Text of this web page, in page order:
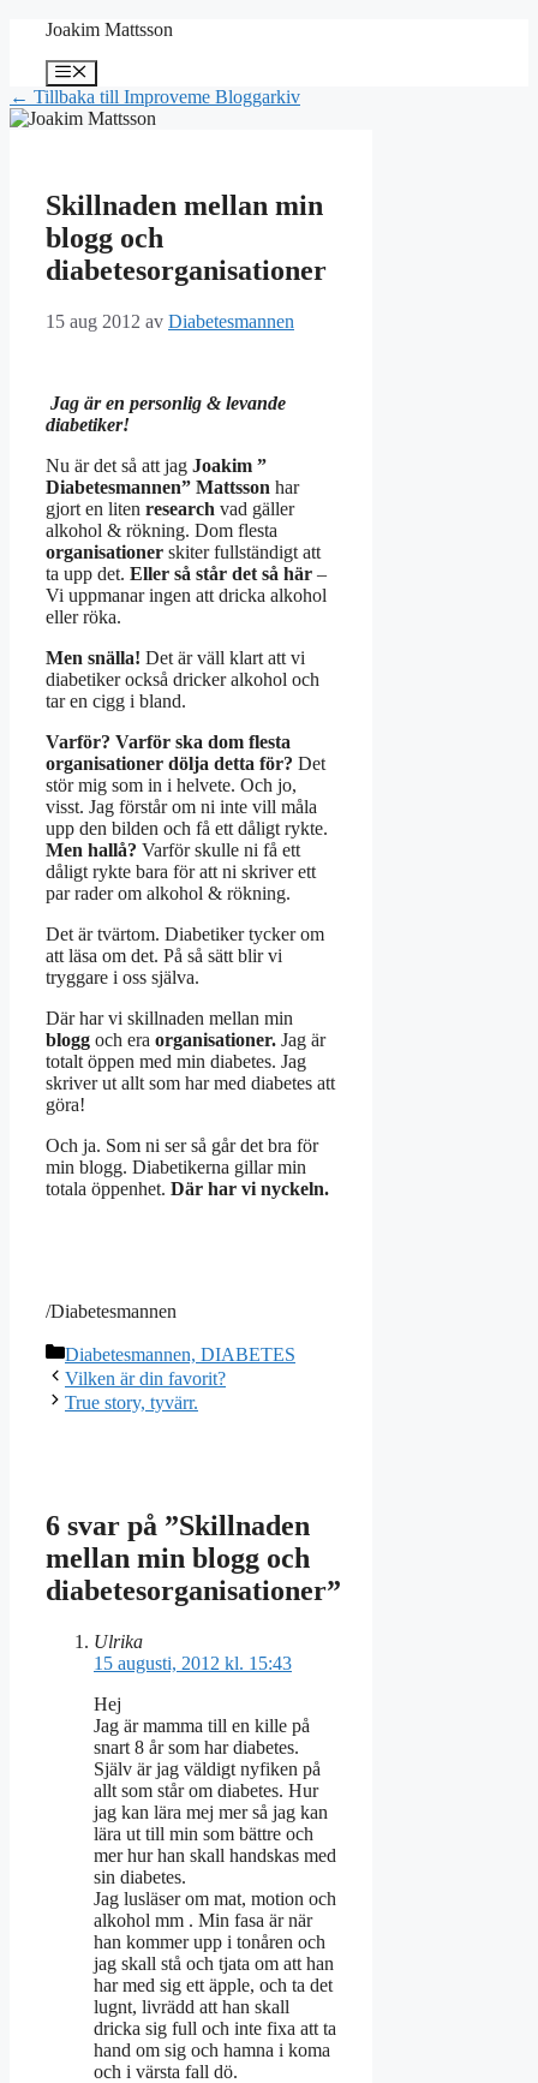
Hoppa
innehåll
Joakim Mattsson
Meny
← Tillbaka till Improveme Bloggarkiv
Skillnaden mellan min
blogg och
diabetesorganisationer
15 aug 2012 av Diabetesmannen
Jag är en personlig & levande
diabetiker!
Nu är det så att jag Joakim ”
Diabetesmannen” Mattsson har
gjort en liten research vad gäller
alkohol & rökning. Dom flesta
organisationer skiter fullständigt att
ta upp det. Eller så står det så här –
Vi uppmanar ingen att dricka alkohol
eller röka.
Men snälla! Det är väll klart att vi
diabetiker också dricker alkohol och
tar en cigg i bland.
Varför? Varför ska dom flesta
organisationer dölja detta för? Det
stör mig som in i helvete. Och jo,
visst. Jag förstår om ni inte vill måla
upp den bilden och få ett dåligt rykte.
Men hallå? Varför skulle ni få ett
dåligt rykte bara för att ni skriver ett
par rader om alkohol & rökning.
Det är tvärtom. Diabetiker tycker om
att läsa om det. På så sätt blir vi
tryggare i oss själva.
Där har vi skillnaden mellan min
blogg och era organisationer. Jag är
totalt öppen med min diabetes. Jag
skriver ut allt som har med diabetes att
göra!
Och ja. Som ni ser så går det bra för
min blogg. Diabetikerna gillar min
totala öppenhet. Där har vi nyckeln.
/Diabetesmannen
Kategorier
Diabetesmannen, DIABETES
Vilken är din favorit?
True story, tyvärr.
6 svar på ”Skillnaden
mellan min blogg och
diabetesorganisationer”
Ulrika
15 augusti, 2012 kl. 15:43
Hej
Jag är mamma till en kille på
snart 8 år som har diabetes.
Själv är jag väldigt nyfiken på
allt som står om diabetes. Hur
jag kan lära mej mer så jag kan
lära ut till min som bättre och
mer hur han skall handskas med
sin diabetes.
Jag lusläser om mat, motion och
alkohol mm . Min fasa är när
han kommer upp i tonåren och
jag skall stå och tjata om att han
har med sig ett äpple, och ta det
lugnt, livrädd att han skall
dricka sig full och inte fixa att ta
hand om sig och hamna i koma
och i värsta fall dö.